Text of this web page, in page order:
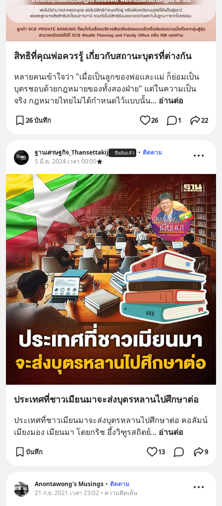
สิทธิที่คุณพ่อควรรู้ เกี่ยวกับสถานะบุตรที่ต่างกัน
หลายคนเข้าใจว่า "เมื่อเป็นลูกของพ่อและแม่ ก็ย่อมเป็น
บุตรชอบด้วยกฎหมายของทั้งสองฝ่าย" แต่ในความเป็น
จริง กฎหมายไทยไม่ได้กำหนดไว้แบบนั้น... อ่านต่อ
26 บันทึก 26 1 22
ฐานเศรษฐกิจ_Thansettakij ยืนยันแล้ว • ติดตาม
5 มี.ค. 2024 เวลา 00:00
ประเทศที่ชาวเมียนมาจะส่งบุตรหลานไปศึกษาต่อ
ประเทศที่ชาวเมียนมาจะส่งบุตรหลานไปศึกษาต่อ คอลัมน์
เมียงมอง เมียนมา โดยกริช อึ้งวิฑูรสถิตย์... อ่านต่อ
บันทึก 13 9
Anontawong's Musings • ติดตาม
21 ก.ย. 2021 เวลา 23:02 • ความคิดเห็น